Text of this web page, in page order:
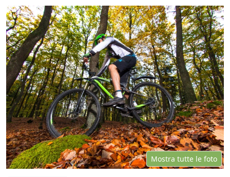
Mostra tutte le foto